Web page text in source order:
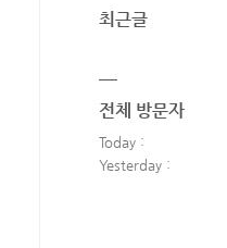
최근글
전체 방문자
Today :
Yesterday :